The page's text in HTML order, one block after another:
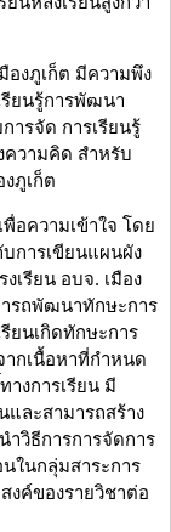
องภูเก็ต มีความพึง
รียนรู้การพัฒนา
ารจัด การเรียนรู้
ความคิด สำหรับ
ภูเก็ต
อความเข้าใจ โดย
การเขียนแผนผัง
เรียน อบจ. เมือง
รถพัฒนาทักษะการ
ยนเกิดทักษะการ
ากเนื้อหาที่กำหนด
งการเรียน มี
และสามารถสร้าง
ำวิธีการการจัดการ
ในกลุ่มสาระการ
งค์ของรายวิชาต่อ